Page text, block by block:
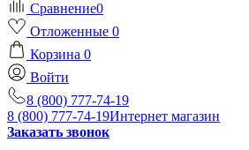
Сравнение0
Отложенные 0
Корзина 0
Войти
8 (800) 777-74-19
8 (800) 777-74-19Интернет магазин
Заказать звонок